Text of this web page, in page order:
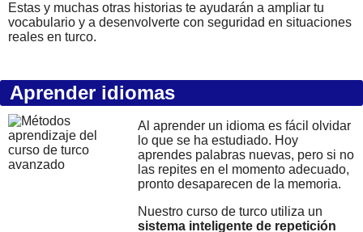
Estas y muchas otras historias te ayudarán a ampliar tu
vocabulario y a desenvolverte con seguridad en situaciones
reales en turco.
Aprender idiomas
Al aprender un idioma es fácil olvidar
lo que se ha estudiado. Hoy
aprendes palabras nuevas, pero si no
las repites en el momento adecuado,
pronto desaparecen de la memoria.
Nuestro curso de turco utiliza un
sistema inteligente de repetición